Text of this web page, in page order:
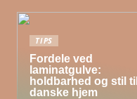
TIPS
Fordele ved
laminatgulve:
holdbarhed og stil til
danske hjem